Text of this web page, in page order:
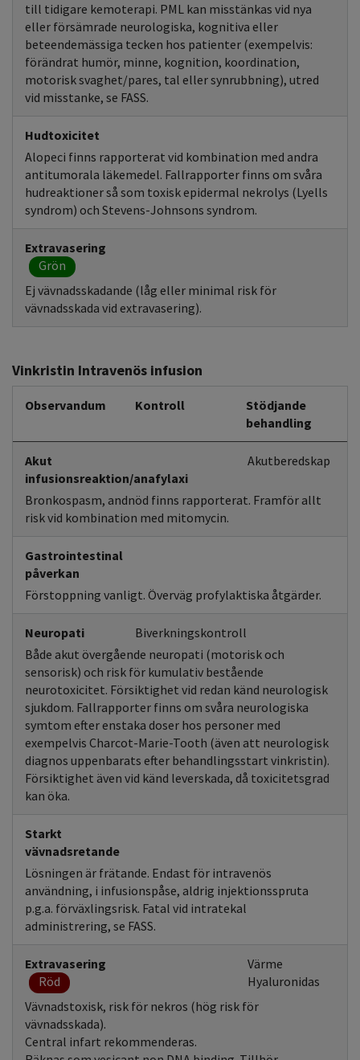
till tidigare kemoterapi. PML kan misstänkas vid nya
eller försämrade neurologiska, kognitiva eller
beteendemässiga tecken hos patienter (exempelvis:
förändrat humör, minne, kognition, koordination,
motorisk svaghet/pares, tal eller synrubbning), utred
vid misstanke, se FASS.
Hudtoxicitet
Alopeci finns rapporterat vid kombination med andra
antitumorala läkemedel. Fallrapporter finns om svåra
hudreaktioner så som toxisk epidermal nekrolys (Lyells
syndrom) och Stevens-Johnsons syndrom.
Extravasering
Grön
Ej vävnadsskadande (låg eller minimal risk för
vävnadsskada vid extravasering).
Vinkristin Intravenös infusion
Observandum Kontroll
Stödjande
behandling
Akut
infusionsreaktion/anafylaxi
Akutberedskap
Bronkospasm, andnöd finns rapporterat. Framför allt
risk vid kombination med mitomycin.
Gastrointestinal
påverkan
Förstoppning vanligt. Överväg profylaktiska åtgärder.
Neuropati
Biverkningskontroll
Både akut övergående neuropati (motorisk och
sensorisk) och risk för kumulativ bestående
neurotoxicitet. Försiktighet vid redan känd neurologisk
sjukdom. Fallrapporter finns om svåra neurologiska
symtom efter enstaka doser hos personer med
exempelvis Charcot-Marie-Tooth (även att neurologisk
diagnos uppenbarats efter behandlingsstart vinkristin).
Försiktighet även vid känd leverskada, då toxicitetsgrad
kan öka.
Starkt
vävnadsretande
Lösningen är frätande. Endast för intravenös
användning, i infusionspåse, aldrig injektionsspruta
p.g.a. förväxlingsrisk. Fatal vid intratekal
administrering, se FASS.
Extravasering
Röd
Värme
Hyaluronidas
Vävnadstoxisk, risk för nekros (hög risk för
vävnadsskada).
Central infart rekommenderas.